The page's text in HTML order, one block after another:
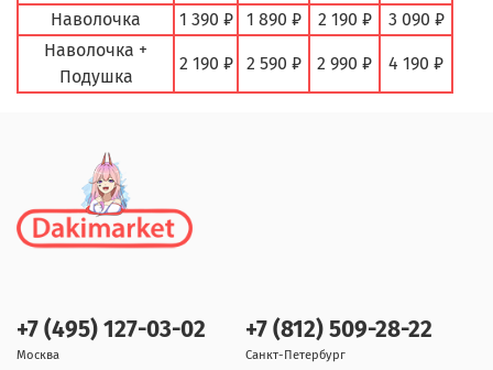
Наволочка
1 390 ₽ 1 890 ₽ 2 190 ₽
3 090 ₽
Наволочка +
Подушка
2 190 ₽ 2 590 ₽ 2 990 ₽ 4 190 ₽
+7 (495) 127-03-02
Москва
+7 (812) 509-28-22
Санкт-Петербург